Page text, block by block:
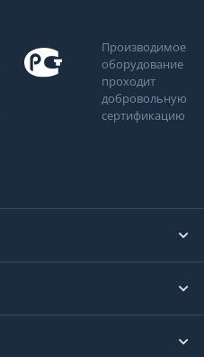
Производимое
оборудование
проходит
добровольную
сертификацию